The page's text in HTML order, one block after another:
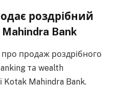
роздрібний
Mahindra Bank
продаж роздрібного
та wealth
Kotak Mahindra Bank.